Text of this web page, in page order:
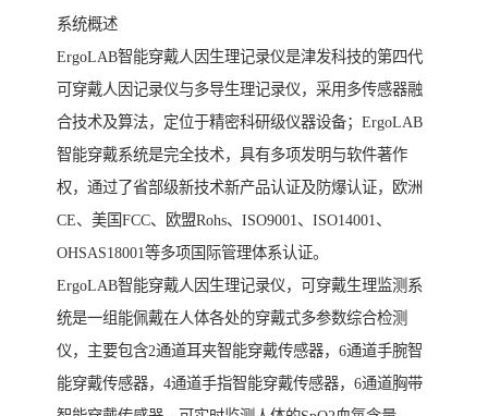
系统概述
ErgoLAB智能穿戴人因生理记录仪是津发科技的第四代
可穿戴人因记录仪与多导生理记录仪，采用多传感器融
合技术及算法，定位于精密科研级仪器设备；ErgoLAB
智能穿戴系统是完全技术，具有多项发明与软件著作
权，通过了省部级新技术新产品认证及防爆认证，欧洲
CE、美国FCC、欧盟Rohs、ISO9001、ISO14001、
OHSAS18001等多项国际管理体系认证。
ErgoLAB智能穿戴人因生理记录仪，可穿戴生理监测系
统是一组能佩戴在人体各处的穿戴式多参数综合检测
仪，主要包含2通道耳夹智能穿戴传感器，6通道手腕智
能穿戴传感器，4通道手指智能穿戴传感器，6通道胸带